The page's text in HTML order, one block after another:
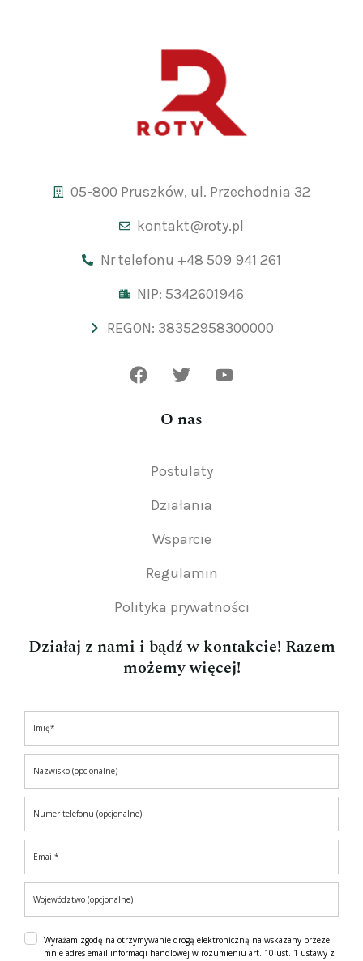
05-800 Pruszków, ul. Przechodnia 32
kontakt@roty.pl
Nr telefonu +48 509 941 261
NIP: 5342601946
REGON: 38352958300000
O nas
Postulaty
Działania
Wsparcie
Regulamin
Polityka prywatności
Działaj z nami i bądź w kontakcie! Razem
możemy więcej!
Wyrażam zgodę na otrzymywanie drogą elektroniczną na wskazany przeze
mnie adres email informacji handlowej w rozumieniu art. 10 ust. 1 ustawy z